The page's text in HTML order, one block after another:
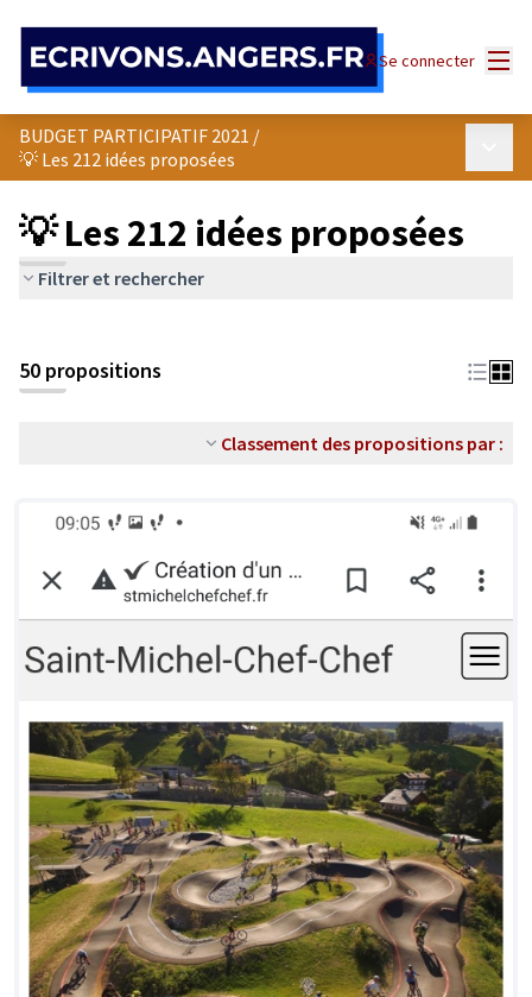
Se connecter
BUDGET PARTICIPATIF 2021 /
💡 Les 212 idées proposées
💡 Les 212 idées proposées
Filtrer et rechercher
50 propositions
Classement des propositions par :